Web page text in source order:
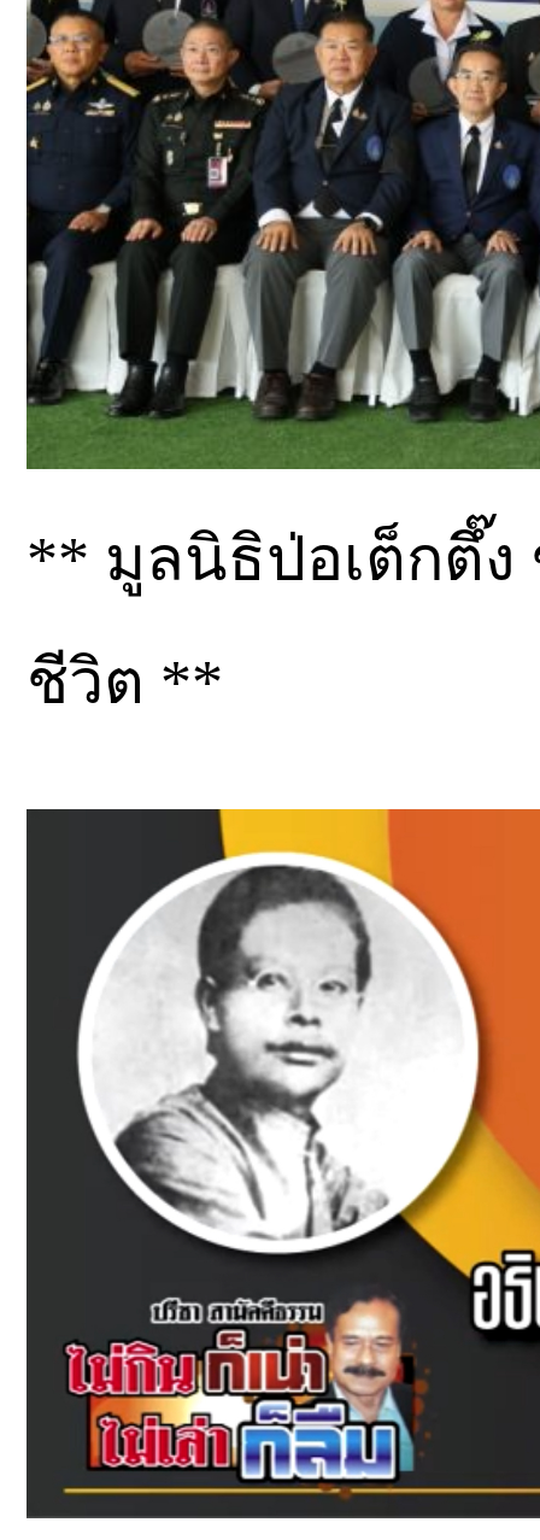
** มูลนิธิป่อเต็กตึ๊ง
ชีวิต **